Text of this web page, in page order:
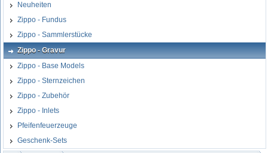
Neuheiten
Zippo - Fundus
Zippo - Sammlerstücke
Zippo - Gravur
Zippo - Base Models
Zippo - Sternzeichen
Zippo - Zubehör
Zippo - Inlets
Pfeifenfeuerzeuge
Geschenk-Sets